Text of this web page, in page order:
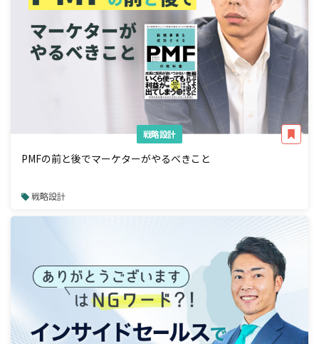
戦略設計
PMFの前と後でマーケターがやるべきこと
戦略設計